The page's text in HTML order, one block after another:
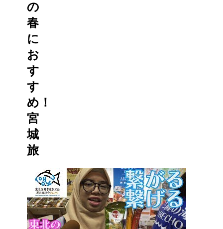
の
春
に
お
す
す
め！
宮
城
旅